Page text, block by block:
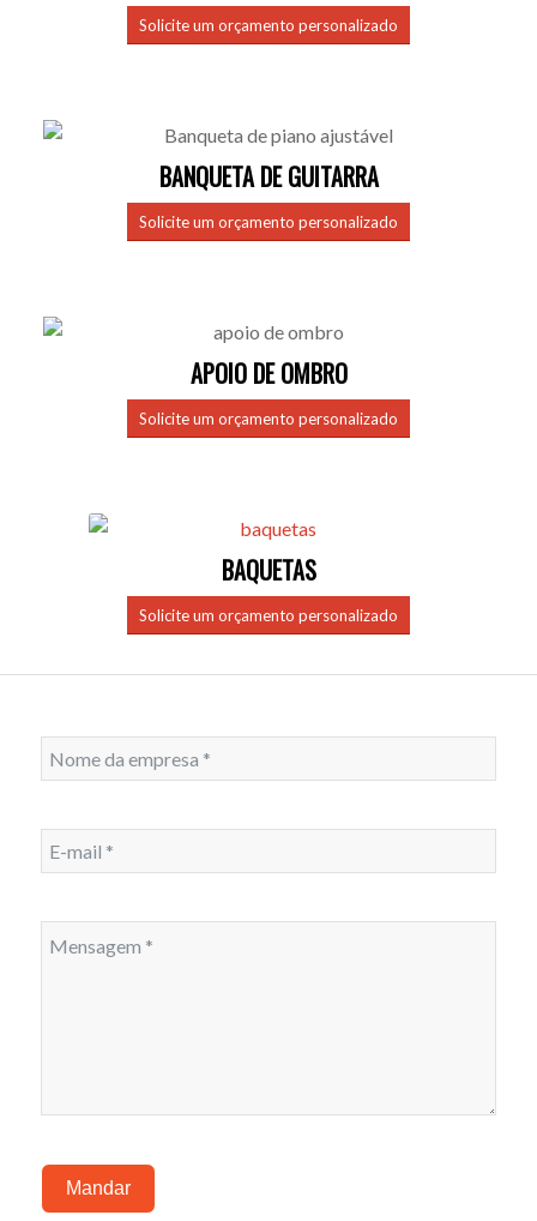
Solicite um orçamento personalizado
BANQUETA DE GUITARRA
Solicite um orçamento personalizado
APOIO DE OMBRO
Solicite um orçamento personalizado
BAQUETAS
Solicite um orçamento personalizado
Mandar